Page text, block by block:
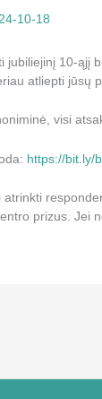
10-18
jubiliejinį 10-ąjį
atliepti jūsų
visi
https://bit.ly/
atrinkti
prizus. Jei